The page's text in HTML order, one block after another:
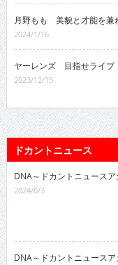
月野もも 美貌と才能を兼
2024/1/16
ヤーレンズ 目指せライブ
2023/12/15
ドカントニュース
DNA～ドカントニュース
2024/6/3
DNA～ドカントニュース